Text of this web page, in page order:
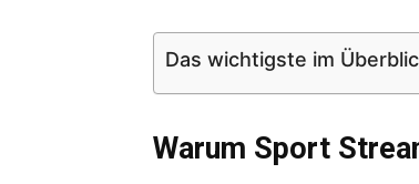
Das wichtigste im
Warum Sport